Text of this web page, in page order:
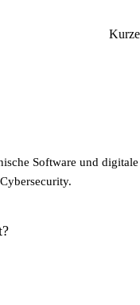
Software und
internationalen